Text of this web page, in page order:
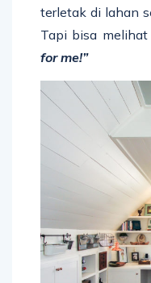
terletak di lahan
Tapi bisa
for me!”